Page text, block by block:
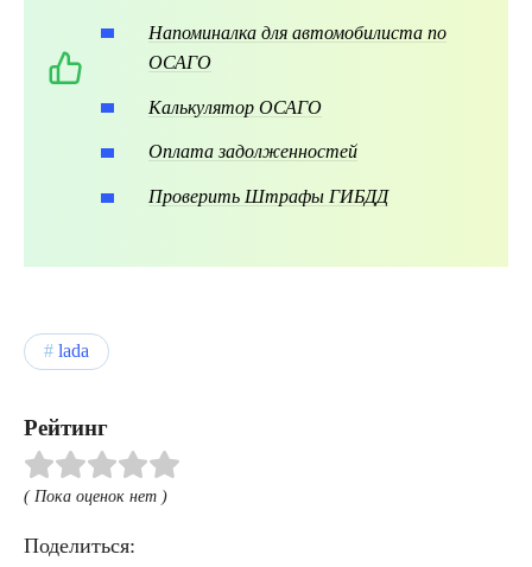
Напоминалка для автомобилиста по
ОСАГО
Калькулятор ОСАГО
Оплата задолженностей
Проверить Штрафы ГИБДД
lada
Рейтинг
( Пока оценок нет )
Поделиться: